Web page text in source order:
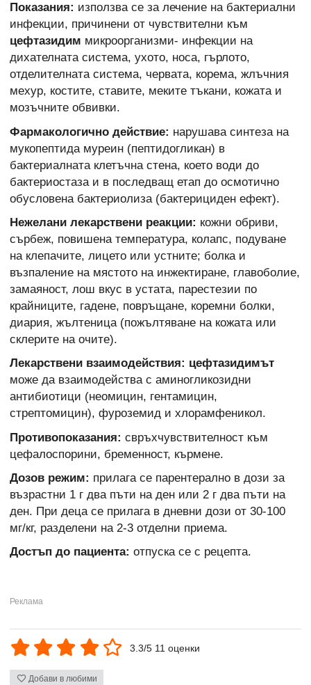
Показания: използва се за лечение на бактериални
инфекции, причинени от чувствителни към
цефтазидим микроорганизми- инфекции на
дихателната система, ухото, носа, гърлото,
отделителната система, червата, корема, жлъчния
мехур, костите, ставите, меките тъкани, кожата и
мозъчните обвивки.
Фармакологично действие: нарушава синтеза на
мукопептида муреин (пептидогликан) в
бактериалната клетъчна стена, което води до
бактериостаза и в последващ етап до осмотично
обусловена бактериолиза (бактерициден ефект).
Нежелани лекарствени реакции: кожни обриви,
сърбеж, повишена температура, колапс, подуване
на клепачите, лицето или устните; болка и
възпаление на мястото на инжектиране, главоболие,
замаяност, лош вкус в устата, парестезии по
крайниците, гадене, повръщане, коремни болки,
диария, жълтеница (пожълтяване на кожата или
склерите на очите).
Лекарствени взаимодействия: цефтазидимът
може да взаимодейства с аминогликозидни
антибиотици (неомицин, гентамицин,
стрептомицин), фуроземид и хлорамфеникол.
Противопоказания: свръхчувствителност към
цефалоспорини, бременност, кърмене.
Дозов режим: прилага се парентерално в дози за
възрастни 1 г два пъти на ден или 2 г два пъти на
ден. При деца се прилага в дневни дози от 30-100
мг/кг, разделени на 2-3 отделни приема.
Достъп до пациента: отпуска се с рецепта.
3.3/5 11 оценки
Добави в любими